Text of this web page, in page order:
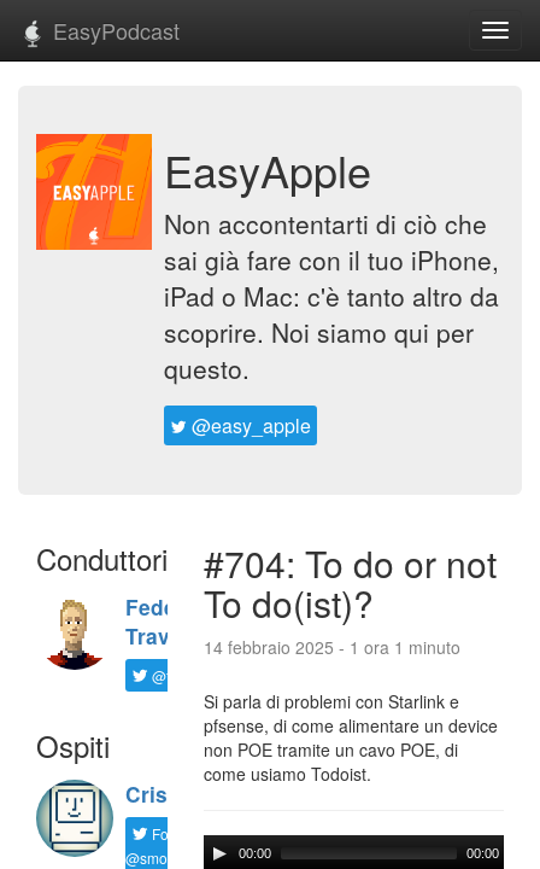
EasyPodcast
EasyApple
Non accontentarti di ciò che
sai già fare con il tuo iPhone,
iPad o Mac: c'è tanto altro da
scoprire. Noi siamo qui per
questo.
@easy_apple
Conduttori
Federico
Travaini
@ftrava
Ospiti
Cristian
Follow
@smorgagno
#704: To do or not
To do(ist)?
14 febbraio 2025 - 1 ora 1 minuto
Si parla di problemi con Starlink e
pfsense, di come alimentare un device
non POE tramite un cavo POE, di
come usiamo Todoist.
00:00 00:00